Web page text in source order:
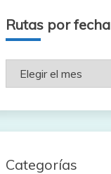
Rutas por fecha
Rutas
Categorías